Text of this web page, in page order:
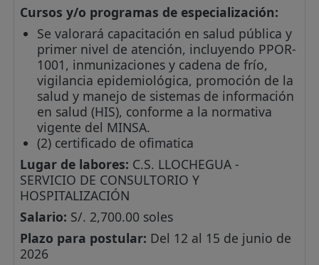
Cursos y/o programas de especialización:
Se valorará capacitación en salud pública y
primer nivel de atención, incluyendo PPOR-
1001, inmunizaciones y cadena de frío,
vigilancia epidemiológica, promoción de la
salud y manejo de sistemas de información
en salud (HIS), conforme a la normativa
vigente del MINSA.
(2) certificado de ofimatica
Lugar de labores: C.S. LLOCHEGUA -
SERVICIO DE CONSULTORIO Y
HOSPITALIZACIÓN
Salario: S/. 2,700.00 soles
Plazo para postular: Del 12 al 15 de junio de
2026